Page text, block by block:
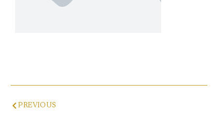
PREVIOUS